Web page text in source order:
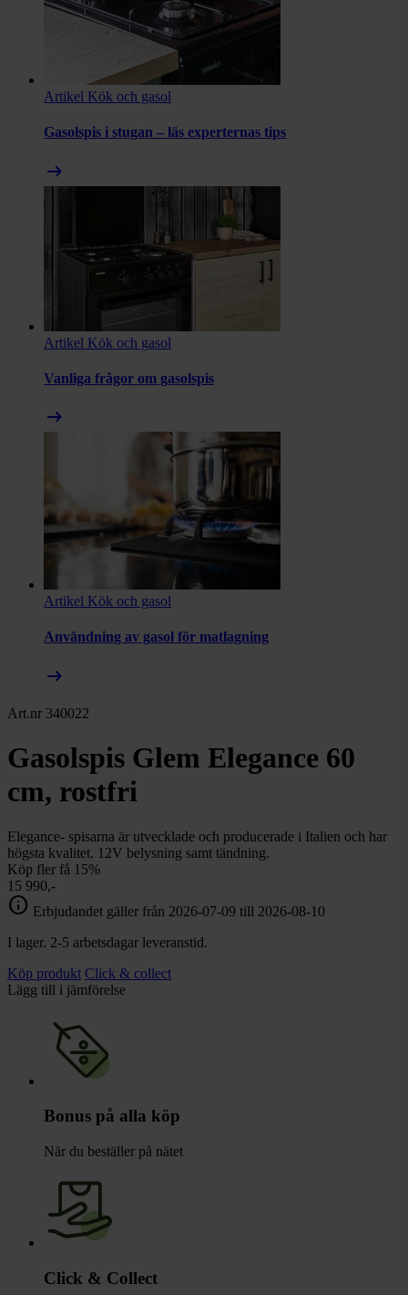
Artikel Kök och gasol
Gasolspis i stugan – läs experternas tips
arrow_right_alt
Artikel Kök och gasol
Vanliga frågor om gasolspis
arrow_right_alt
Artikel Kök och gasol
Användning av gasol för matlagning
arrow_right_alt
Art.nr 340022
Gasolspis Glem Elegance 60
cm, rostfri
Elegance- spisarna är utvecklade och producerade i Italien och har
högsta kvalitet. 12V belysning samt tändning.
Köp fler få 15%
15 990,-
info Erbjudandet gäller från 2026-07-09 till 2026-08-10
I lager. 2-5 arbetsdagar leveranstid.
Köp produkt Click & collect
Lägg till i jämförelse
Bonus på alla köp
När du beställer på nätet
Click & Collect